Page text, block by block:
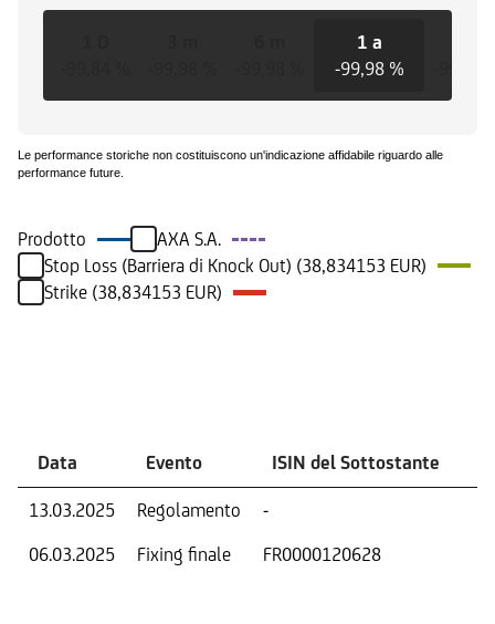
1 a
-99,98 %
Le performance storiche non costituiscono un'indicazione affidabile riguardo alle
performance future.
Prodotto
AXA S.A.
Stop Loss (Barriera di Knock Out) (38,834153 EUR)
Strike (38,834153 EUR)
Data Evento ISIN del Sottostante
13.03.2025 Regolamento -
06.03.2025
Fixing finale FR0000120628